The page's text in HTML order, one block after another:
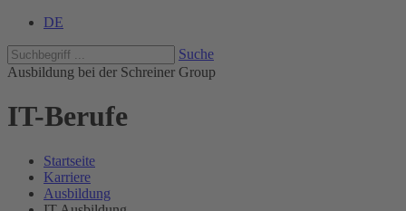
DE
Suche
Ausbildung bei der Schreiner Group
IT-Berufe
Startseite
Karriere
Ausbildung